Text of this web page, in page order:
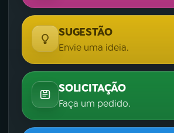
SUGESTÃO
Envie uma ideia.
SOLICITAÇÃO
Faça um pedido.